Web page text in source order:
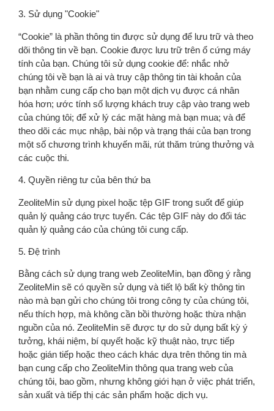
3. Sử dụng "Cookie"
“Cookie” là phần thông tin được sử dụng để lưu trữ và theo
dõi thông tin về bạn. Cookie được lưu trữ trên ổ cứng máy
tính của bạn. Chúng tôi sử dụng cookie để: nhắc nhở
chúng tôi về bạn là ai và truy cập thông tin tài khoản của
bạn nhằm cung cấp cho bạn một dịch vụ được cá nhân
hóa hơn; ước tính số lượng khách truy cập vào trang web
của chúng tôi; để xử lý các mặt hàng mà bạn mua; và để
theo dõi các mục nhập, bài nộp và trạng thái của bạn trong
một số chương trình khuyến mãi, rút thăm trúng thưởng và
các cuộc thi.
4. Quyền riêng tư của bên thứ ba
ZeoliteMin sử dụng pixel hoặc tệp GIF trong suốt để giúp
quản lý quảng cáo trực tuyến. Các tệp GIF này do đối tác
quản lý quảng cáo của chúng tôi cung cấp.
5. Đệ trình
Bằng cách sử dụng trang web ZeoliteMin, bạn đồng ý rằng
ZeoliteMin sẽ có quyền sử dụng và tiết lộ bất kỳ thông tin
nào mà bạn gửi cho chúng tôi trong công ty của chúng tôi,
nếu thích hợp, mà không cần bồi thường hoặc thừa nhận
nguồn của nó. ZeoliteMin sẽ được tự do sử dụng bất kỳ ý
tưởng, khái niệm, bí quyết hoặc kỹ thuật nào, trực tiếp
hoặc gián tiếp hoặc theo cách khác dựa trên thông tin mà
bạn cung cấp cho ZeoliteMin thông qua trang web của
chúng tôi, bao gồm, nhưng không giới hạn ở việc phát triển,
sản xuất và tiếp thị các sản phẩm hoặc dịch vụ.